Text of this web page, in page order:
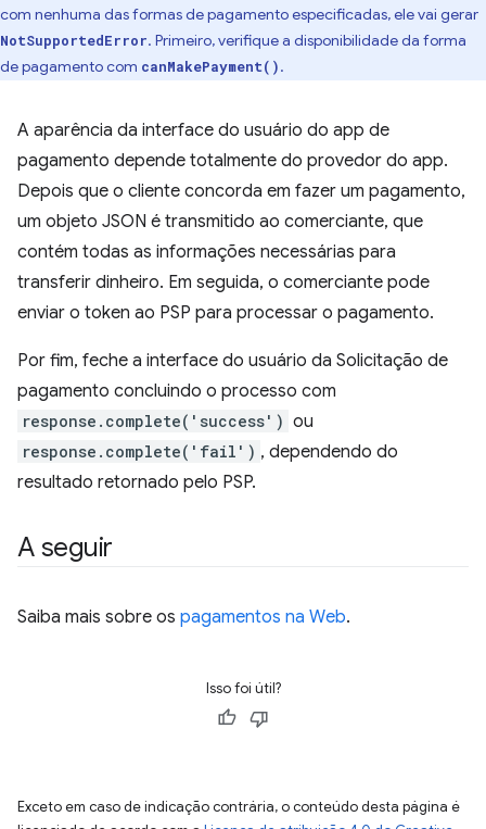
com nenhuma das formas de pagamento especificadas, ele vai gerar
NotSupportedError. Primeiro, verifique a disponibilidade da forma
de pagamento com canMakePayment().
A aparência da interface do usuário do app de
pagamento depende totalmente do provedor do app.
Depois que o cliente concorda em fazer um pagamento,
um objeto JSON é transmitido ao comerciante, que
contém todas as informações necessárias para
transferir dinheiro. Em seguida, o comerciante pode
enviar o token ao PSP para processar o pagamento.
Por fim, feche a interface do usuário da Solicitação de
pagamento concluindo o processo com
response.complete('success') ou
response.complete('fail') , dependendo do
resultado retornado pelo PSP.
A seguir
Saiba mais sobre os pagamentos na Web.
Isso foi útil?
Exceto em caso de indicação contrária, o conteúdo desta página é